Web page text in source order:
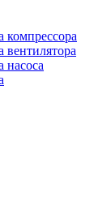
компрессора
вентилятора
насоса